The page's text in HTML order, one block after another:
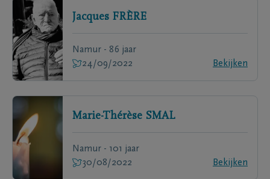
Jacques FRÈRE
Namur - 86 jaar
24/09/2022
Bekijken
Marie-Thérèse SMAL
Namur - 101 jaar
30/08/2022
Bekijken